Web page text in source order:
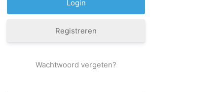
Registreren
Wachtwoord vergeten?